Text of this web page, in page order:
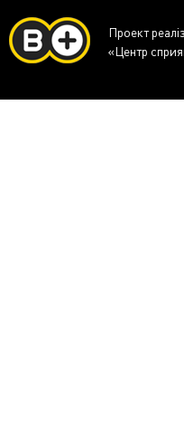
Проект
«Центр